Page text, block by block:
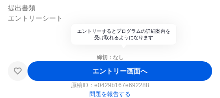
提出書類
エントリーシート
エントリーするとプログラムの詳細案内を
受け取れるようになります
締切：なし
エントリー画面へ
原稿ID： e0429b167e692288
問題を報告する